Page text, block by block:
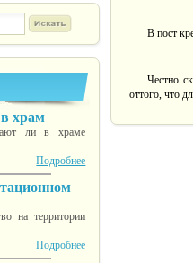
храм
ли в храме
Подробнее
на территории
Подробнее
В пост
Честно
оттого, что